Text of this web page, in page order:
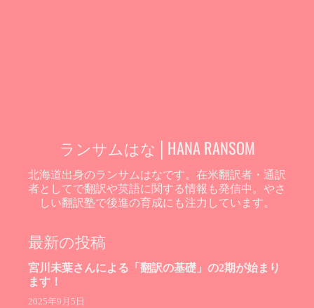
ランサムはな│HANA RANSOM
北海道出身のランサムはなです。在米翻訳者・通訳
者としてで翻訳や英語に関する情報も発信中。やさ
しい翻訳塾で後進の育成にも注力しています。
最新の投稿
宮川未葉さんによる「翻訳の基礎」の2期が始まり
ます！
2025年9月5日